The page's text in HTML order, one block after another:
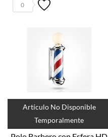
Artículo No Disponible
Temporalmente
0